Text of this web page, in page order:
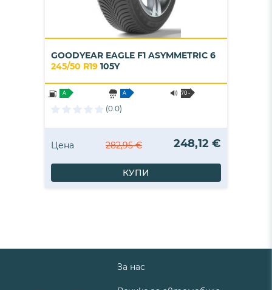
GOODYEAR EAGLE F1 ASYMMETRIC 6
245/50 R19 105Y
A A
70 -
(0.0)
Цена 282,95 € 248,12 €
КУПИ
За нас